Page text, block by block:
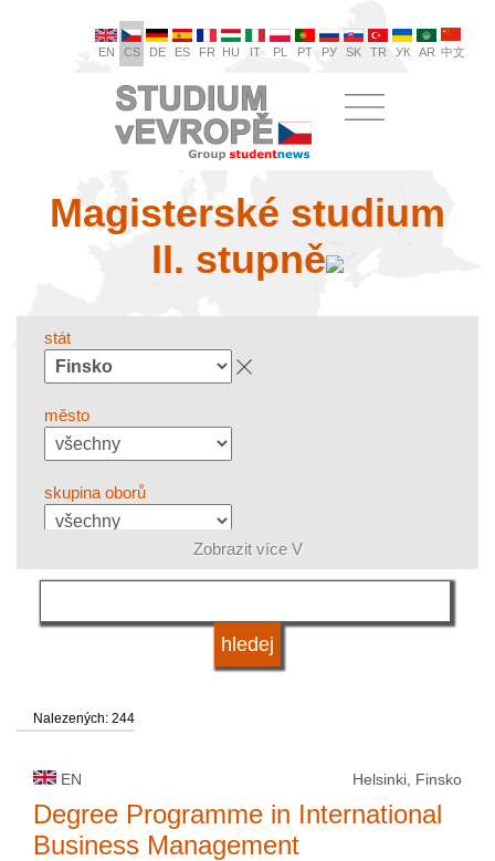
EN CS DE ES FR HU IT PL PT РУ SK TR УК AR 中文
Magisterské studium
II. stupně
stát
město
skupina oborů
jazyk
Zobrazit více V
Nalezených: 244
EN Helsinki, Finsko
Degree Programme in International
Business Management